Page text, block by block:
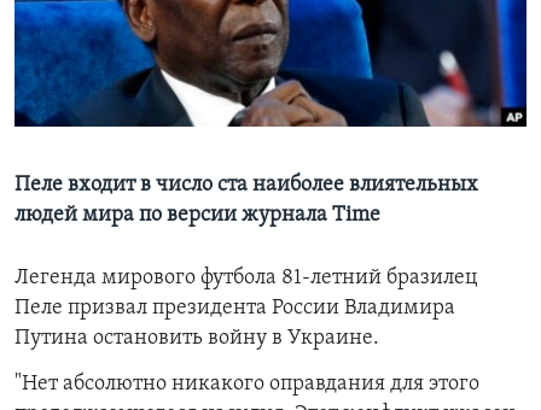
Learning English
СОЦИАЛЬНЫЕ СЕТИ
Языки
Пеле входит в число ста наиболее влиятельных
людей мира по версии журнала Time
Легенда мирового футбола 81-летний бразилец
Пеле призвал президента России Владимира
Путина остановить войну в Украине.
"Нет абсолютно никакого оправдания для этого